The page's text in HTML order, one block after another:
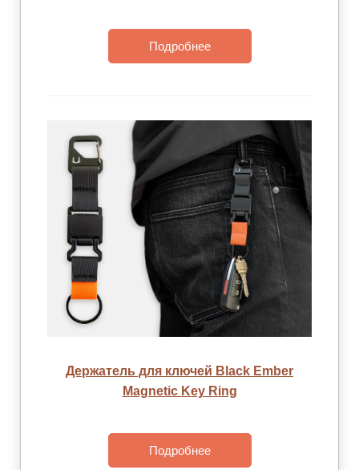
Подробнее
Держатель для ключей Black Ember
Magnetic Key Ring
Подробнее